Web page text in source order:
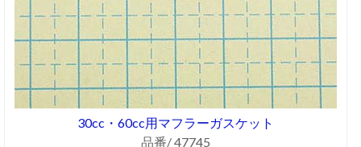
30cc・60cc用マフラーガスケット
品番/ 47745